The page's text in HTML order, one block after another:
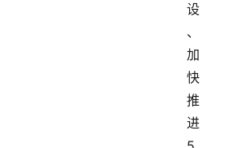
设
、
加
快
推
进